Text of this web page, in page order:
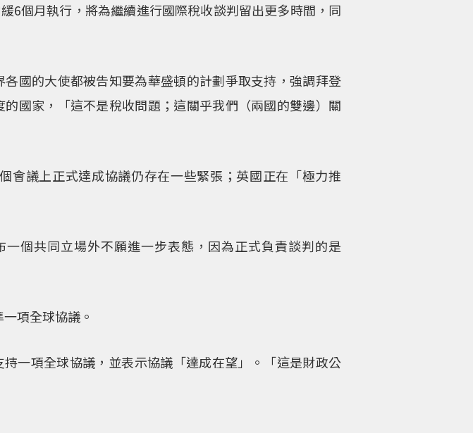
6個月執行，將為繼續進行國際稅收談判留出更多時間，同
國的大使都被告知要為華盛頓的計劃爭取支持，強調拜登
國家，「這不是稅收問題；這關乎我們（兩國的雙邊）關
會議上正式達成協議仍存在一些緊張；英國正在「極力推
共同立場外不願進一步表態，因為正式負責談判的是
項全球協議。
一項全球協議，並表示協議「達成在望」。「這是財政公